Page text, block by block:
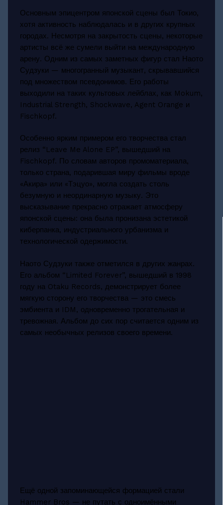
Основным эпицентром японской сцены был Токио,
хотя активность наблюдалась и в других крупных
городах. Несмотря на закрытость сцены, некоторые
артисты всё же сумели выйти на международную
арену. Одним из самых заметных фигур стал Наото
Судзуки — многогранный музыкант, скрывавшийся
под множеством псевдонимов. Его работы
выходили на таких культовых лейблах, как Mokum,
Industrial Strength, Shockwave, Agent Orange и
Fischkopf.
Особенно ярким примером его творчества стал
релиз “Leave Me Alone EP”, вышедший на
Fischkopf. По словам авторов промоматериала,
только страна, подарившая миру фильмы вроде
«Акира» или «Тэцуо», могла создать столь
безумную и неординарную музыку. Это
высказывание прекрасно отражает атмосферу
японской сцены: она была пронизана эстетикой
киберпанка, индустриального урбанизма и
технологической одержимости.
Наото Судзуки также отметился в других жанрах.
Его альбом “Limited Forever”, вышедший в 1998
году на Otaku Records, демонстрирует более
мягкую сторону его творчества — это смесь
эмбиента и IDM, одновременно трогательная и
тревожная. Альбом до сих пор считается одним из
самых необычных релизов своего времени.
Ещё одной запоминающейся формацией стали
Hammer Bros — не путать с одноимёнными